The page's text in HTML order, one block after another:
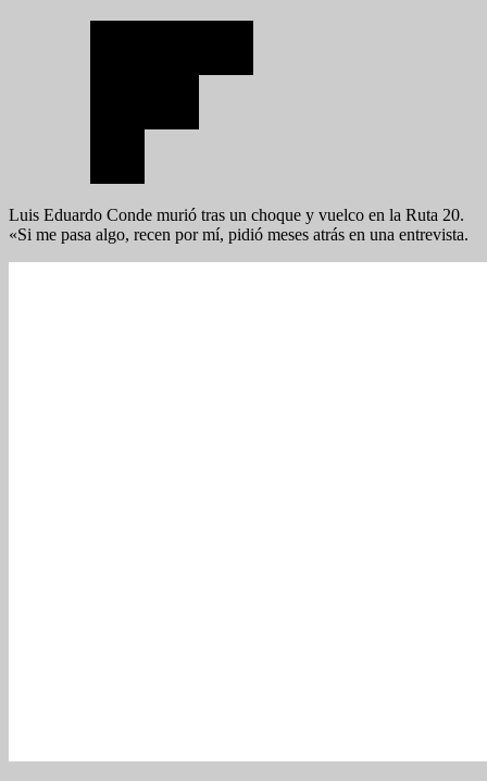
Luis Eduardo Conde murió tras un choque y vuelco en la Ruta 20.
«Si me pasa algo, recen por mí, pidió meses atrás en una entrevista.